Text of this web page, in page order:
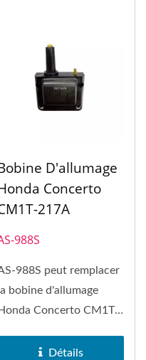
D'allumage
Concerto
217A
988S
988S peut remplacer
la bobine d'allumage
Honda Concerto CM1T-
d'allumage...Détails